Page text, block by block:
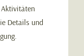
Aktivitäten
Details und